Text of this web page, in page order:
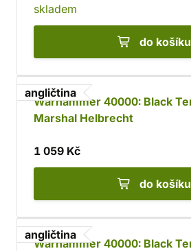
skladem
do košíku
angličtina
Warhammer 40000: Black
Marshal Helbrecht
1 059 Kč
do košíku
angličtina
Warhammer 40000: Black